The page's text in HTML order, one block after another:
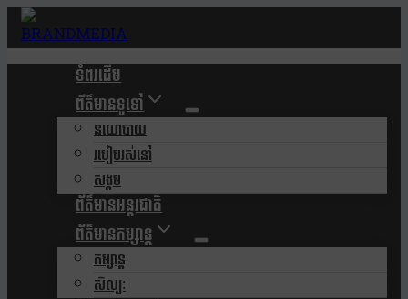
Skip
to
content ទំពរដើម
ព័ត៌មានទូទៅ
នយោបាយ
របៀបរស់នៅ
សង្គម
ព័ត៌មានអន្តរជាតិ
ព័ត៌មានកម្សាន្ត
កម្សាន្ត
សិល្បៈ